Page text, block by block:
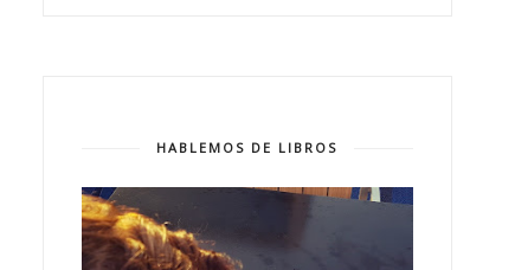
HABLEMOS DE LIBROS